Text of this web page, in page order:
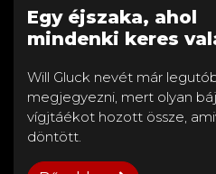
Egy éjszaka, ahol
mindenki keres
Will Gluck nevét már
megjegyezni, mert olyan
vígjtáékot hozott össze,
döntött.